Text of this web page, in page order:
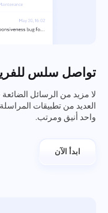
تواصل سلس
لا مزيد من الرسائل الضائعة
واحد أنيق ومرتب.
ابدأ الآن
العمل الجماعي